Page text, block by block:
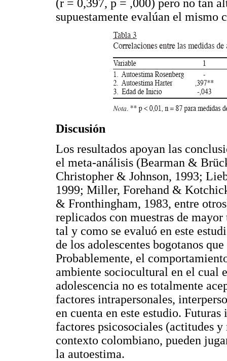
(r = 0,397, p = ,000) pero no tan
supuestamente evalúan el mismo
Discusión
Los resultados apoyan las
el meta-análisis (Bearman &
Christopher & Johnson, 1993;
1999; Miller, Forehand &
& Fronthingham, 1983, entre
replicados con muestras de
tal y como se evaluó en este
de los adolescentes bogotanos
Probablemente, el
ambiente sociocultural en el cual
adolescencia no es totalmente
factores intrapersonales,
en cuenta en este estudio.
factores psicosociales (actitudes
contexto colombiano, pueden
la autoestima.